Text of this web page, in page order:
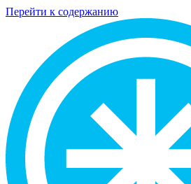
Перейти к содержанию